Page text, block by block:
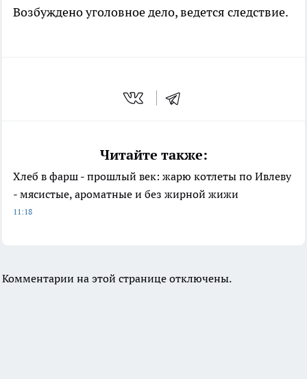
Возбуждено уголовное дело, ведется следствие.
Читайте также:
Хлеб в фарш - прошлый век: жарю котлеты по Ивлеву
- мясистые, ароматные и без жирной жижи
11:18
Комментарии на этой странице отключены.